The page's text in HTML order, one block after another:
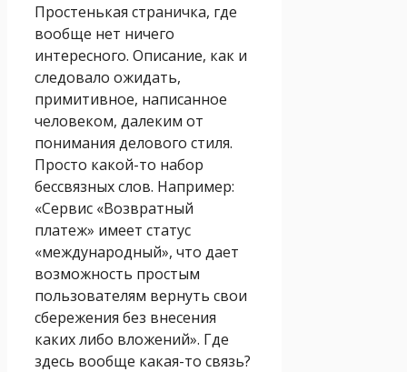
Простенькая страничка, где
вообще нет ничего
интересного. Описание, как и
следовало ожидать,
примитивное, написанное
человеком, далеким от
понимания делового стиля.
Просто какой-то набор
бессвязных слов. Например:
«Сервис «Возвратный
платеж» имеет статус
«международный», что дает
возможность простым
пользователям вернуть свои
сбережения без внесения
каких либо вложений». Где
здесь вообще какая-то связь?